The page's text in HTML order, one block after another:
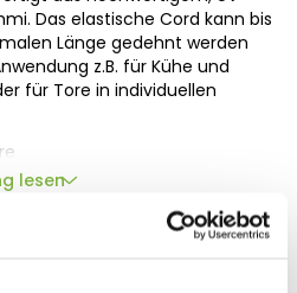
Das elastische Cord kann bis
Länge gedehnt werden
z.B. für Kühe und
für Tore in individuellen
aus Polyethylen
einen wirksamen
lesen